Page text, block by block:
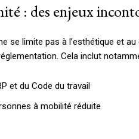
: des enjeux
se limite pas à l’esthétique et
Cela inclut
et du Code du travail
à mobilité réduite